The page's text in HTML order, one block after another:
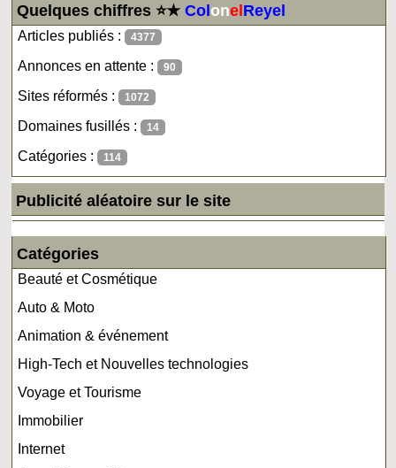
Quelques chiffres ⭐★ColonelReyel
Articles publiés : 4377
Annonces en attente : 90
Sites réformés : 1072
Domaines fusillés : 14
Catégories : 114
Publicité aléatoire sur le site
Catégories
Beauté et Cosmétique
Auto & Moto
Animation & événement
High-Tech et Nouvelles technologies
Voyage et Tourisme
Immobilier
Internet